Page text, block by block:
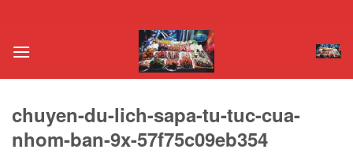
nội
chuyen-du-lich-sapa-tu-tuc-cua-
nhom-ban-9x-57f75c09eb354